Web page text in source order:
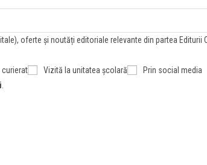
oferte și noutăți editoriale relevante din partea Editurii
curierat Vizită la unitatea școlară
Prin social media